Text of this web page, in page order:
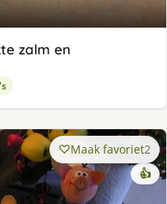
zalm en
Maak favoriet2
👍